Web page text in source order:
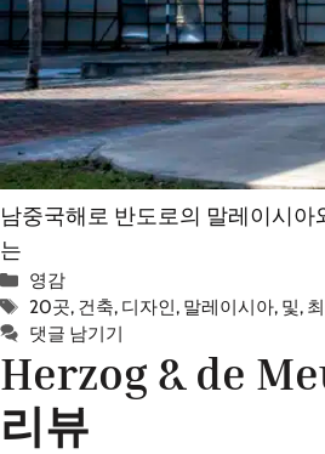
남중국해로 반도로의 말레이시
는
카
테
고
리
영감
태
그
20곳, 건축, 디자인, 말레이시아, 및,
댓글 남기기
Herzog & de
리뷰